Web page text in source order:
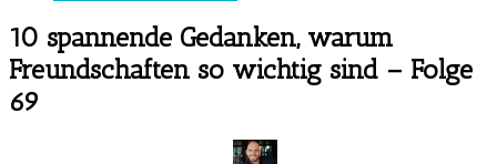
10 spannende Gedanken, warum
Freundschaften so wichtig sind – Folge
69